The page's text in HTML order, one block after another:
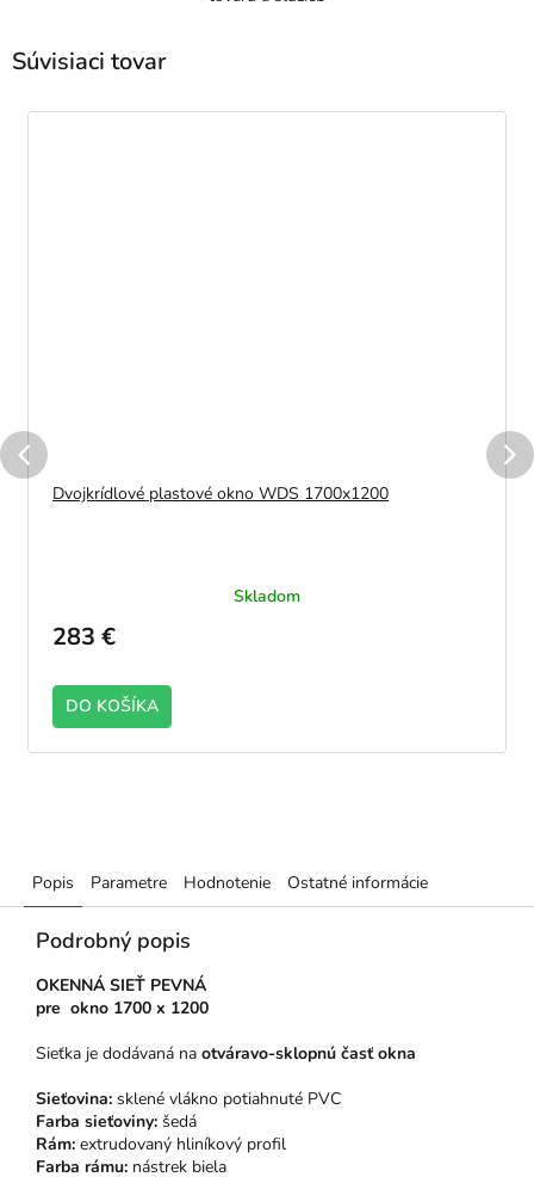
Súvisiaci tovar
Dvojkrídlové plastové okno WDS 1700x1200
Skladom
283 €
DO KOŠÍKA
Popis Parametre Hodnotenie Ostatné informácie
Podrobný popis
OKENNÁ SIEŤ PEVNÁ
pre okno 1700 x 1200
Sieťka je dodávaná na otváravo-sklopnú časť okna
Sieťovina: sklené vlákno potiahnuté PVC
Farba sieťoviny: šedá
Rám: extrudovaný hliníkový profil
Farba rámu: nástrek biela